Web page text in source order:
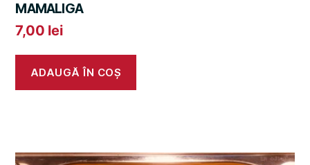
MAMALIGA
7,00 lei
ADAUGĂ ÎN COȘ